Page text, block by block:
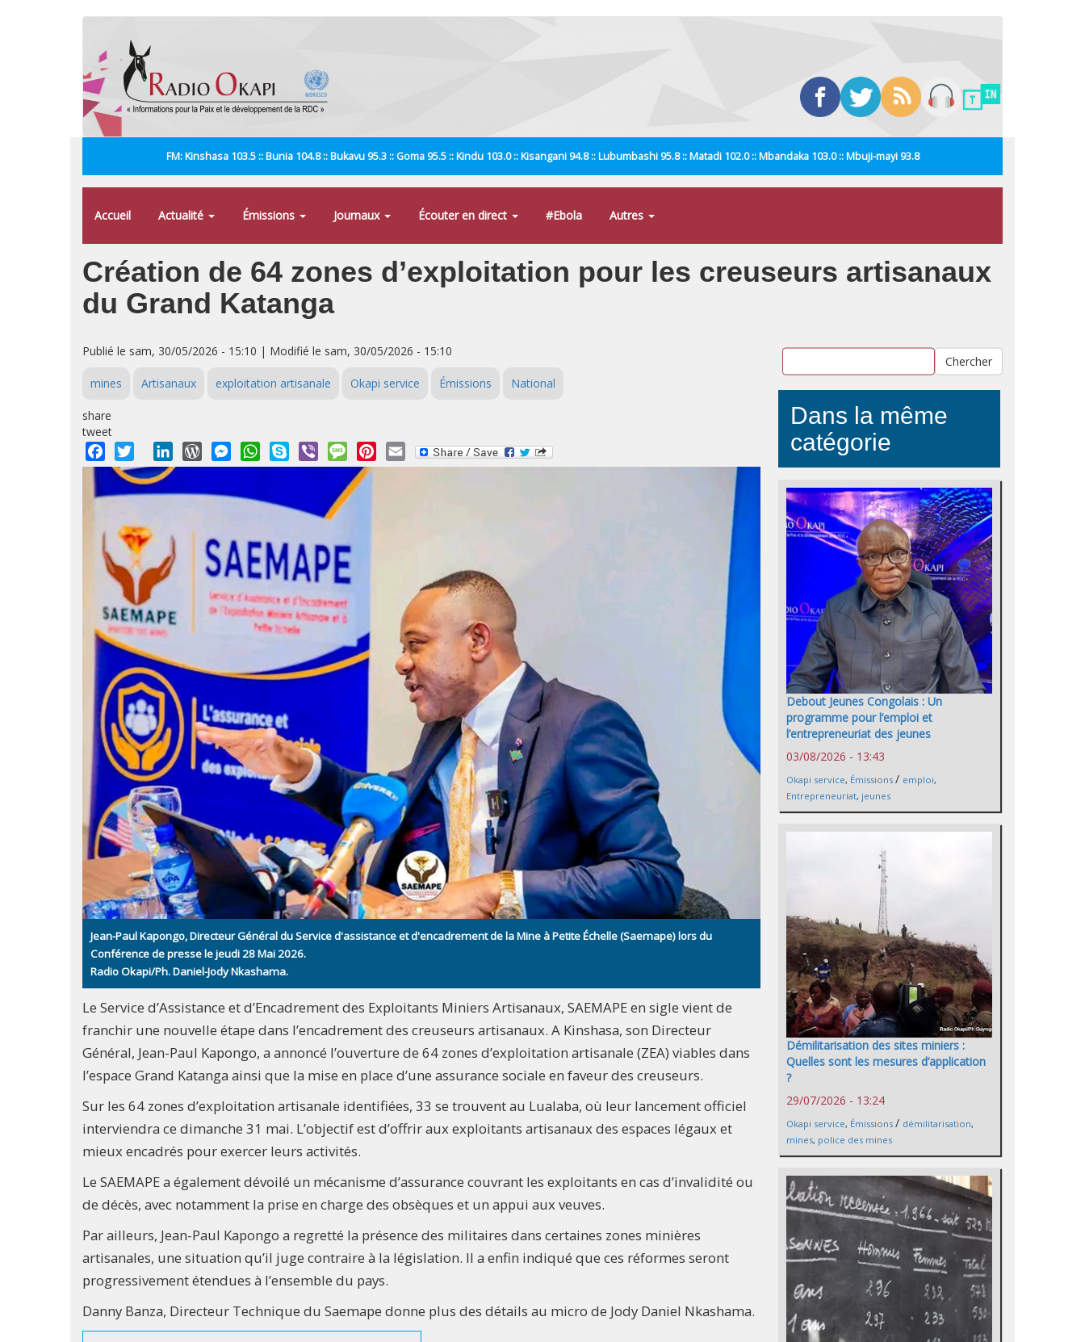
FM: Kinshasa 103.5 :: Bunia 104.8 :: Bukavu 95.3 :: Goma 95.5 :: Kindu 103.0 :: Kisangani 94.8 :: Lubumbashi 95.8 :: Matadi 102.0 :: Mbandaka 103.0 :: Mbuji-mayi 93.8
Accueil Actualité Émissions Journaux Écouter en direct #Ebola Autres
Création de 64 zones d’exploitation pour les creuseurs artisanaux
du Grand Katanga
Publié le sam, 30/05/2026 - 15:10 | Modifié le sam, 30/05/2026 - 15:10
mines Artisanaux exploitation artisanale Okapi service Émissions National
share
tweet
Facebook
Twitter LinkedInWordPressMessengerWhatsApp
Skype Viber MessagePinterest
Email
Jean-Paul Kapongo, Directeur Général du Service d'assistance et d'encadrement de la Mine à Petite Échelle (Saemape) lors du
Conférence de presse le jeudi 28 Mai 2026.
Radio Okapi/Ph. Daniel-Jody Nkashama.
Le Service d’Assistance et d’Encadrement des Exploitants Miniers Artisanaux, SAEMAPE en sigle vient de
franchir une nouvelle étape dans l’encadrement des creuseurs artisanaux. A Kinshasa, son Directeur
Général, Jean-Paul Kapongo, a annoncé l’ouverture de 64 zones d’exploitation artisanale (ZEA) viables dans
l’espace Grand Katanga ainsi que la mise en place d’une assurance sociale en faveur des creuseurs.
Sur les 64 zones d’exploitation artisanale identifiées, 33 se trouvent au Lualaba, où leur lancement officiel
interviendra ce dimanche 31 mai. L’objectif est d’offrir aux exploitants artisanaux des espaces légaux et
mieux encadrés pour exercer leurs activités.
Le SAEMAPE a également dévoilé un mécanisme d’assurance couvrant les exploitants en cas d’invalidité ou
de décès, avec notamment la prise en charge des obsèques et un appui aux veuves.
Par ailleurs, Jean-Paul Kapongo a regretté la présence des militaires dans certaines zones minières
artisanales, une situation qu’il juge contraire à la législation. Il a enfin indiqué que ces réformes seront
progressivement étendues à l’ensemble du pays.
Danny Banza, Directeur Technique du Saemape donne plus des détails au micro de Jody Daniel Nkashama.
Chercher
Dans la même
catégorie
Debout Jeunes Congolais : Un
programme pour l’emploi et
l’entrepreneuriat des jeunes
03/08/2026 - 13:43
Okapi service, Émissions / emploi,
Entrepreneuriat, jeunes
Démilitarisation des sites miniers :
Quelles sont les mesures d’application
?
29/07/2026 - 13:24
Okapi service, Émissions / démilitarisation,
mines, police des mines